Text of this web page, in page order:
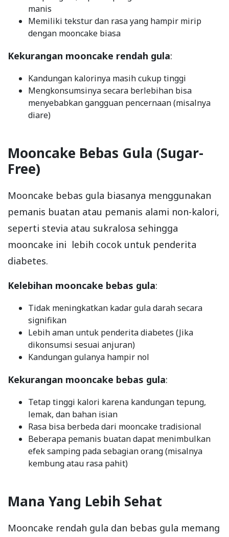
manis
Memiliki tekstur dan rasa yang hampir mirip
dengan mooncake biasa
Kekurangan mooncake rendah gula:
Kandungan kalorinya masih cukup tinggi
Mengkonsumsinya secara berlebihan bisa
menyebabkan gangguan pencernaan (misalnya
diare)
Mooncake Bebas Gula (Sugar-
Free)
Mooncake bebas gula biasanya menggunakan
pemanis buatan atau pemanis alami non-kalori,
seperti stevia atau sukralosa sehingga
mooncake ini lebih cocok untuk penderita
diabetes.
Kelebihan mooncake bebas gula:
Tidak meningkatkan kadar gula darah secara
signifikan
Lebih aman untuk penderita diabetes (Jika
dikonsumsi sesuai anjuran)
Kandungan gulanya hampir nol
Kekurangan mooncake bebas gula:
Tetap tinggi kalori karena kandungan tepung,
lemak, dan bahan isian
Rasa bisa berbeda dari mooncake tradisional
Beberapa pemanis buatan dapat menimbulkan
efek samping pada sebagian orang (misalnya
kembung atau rasa pahit)
Mana Yang Lebih Sehat
Mooncake rendah gula dan bebas gula memang